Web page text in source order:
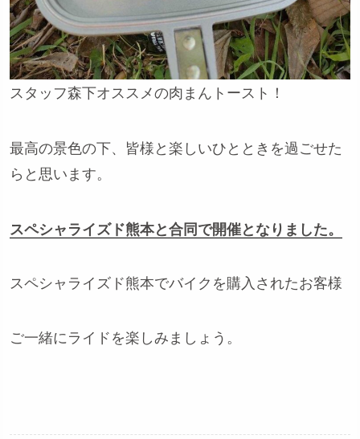
スタッフ森下オススメの肉まんトースト！
最高の景色の下、皆様と楽しいひとときを過ごせた
らと思います。
スペシャライズド熊本と合同で開催となりました。
スペシャライズド熊本でバイクを購入されたお客様
ご一緒にライドを楽しみましょう。